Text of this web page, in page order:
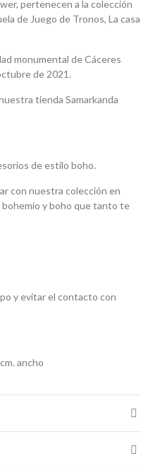
pertenecen a la colección
de Juego de Tronos, La casa
monumental de Cáceres
de 2021.
tienda Samarkanda
de estilo boho.
con nuestra colección en
bohemio y boho que tanto te
y evitar el contacto con
ancho